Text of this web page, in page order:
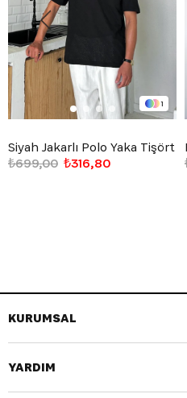
1
Siyah Jakarlı Polo Yaka Tişört
₺316,80
₺699,00
KURUMSAL
YARDIM